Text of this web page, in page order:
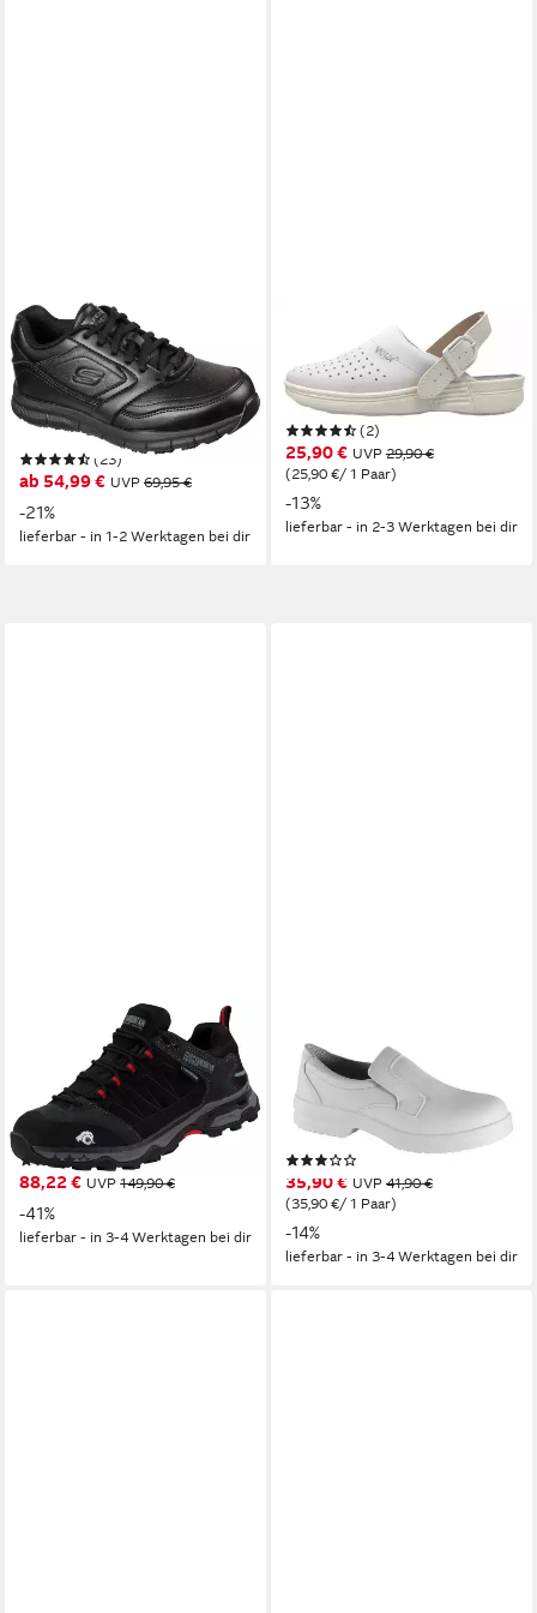
SKECHERS
NAMPA WYOLA Berufsschuh
Schnürschuh für
Gastronomie,Pflege mit
komfortabler Innensohle
(23)
ab 54,99 € UVP 69,95 €
-21%
lieferbar - in 1-2 Werktagen bei dir
Berufsclog 1847/1 weiß
perforiert Mikrofaser
Berufsschuh sehr leicht
(2)
25,90 € UVP 29,90 €
(25,90 €/ 1 Paar)
-13%
lieferbar - in 2-3 Werktagen bei dir
GUGGEN MOUNTAIN
Damen Trekkingschuhe
Frauen Wanderschuhe
Walkingschuhe
Outdoorschuhe Wanderschuh
Outdoor, Echleder,
Trailrunning, Berglauf,
Spazieren, Walking
(38)
88,22 € UVP 149,90 €
-41%
lieferbar - in 3-4 Werktagen bei dir
Berufsschuhe P301 weiß
OHNE Stahlkappe
Berufsschuh Ohne
Schutzkappe
35,90 € UVP 41,90 €
(35,90 €/ 1 Paar)
-14%
lieferbar - in 3-4 Werktagen bei dir